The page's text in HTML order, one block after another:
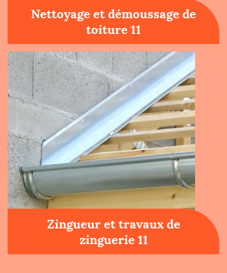
Nettoyage et démoussage de
toiture 11
Zingueur et travaux de
zinguerie 11